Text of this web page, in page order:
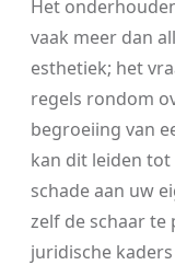
Het
vaak meer dan
esthetiek; het
regels rondom
begroeiing van
kan dit leiden
schade aan uw
zelf de schaar te
juridische